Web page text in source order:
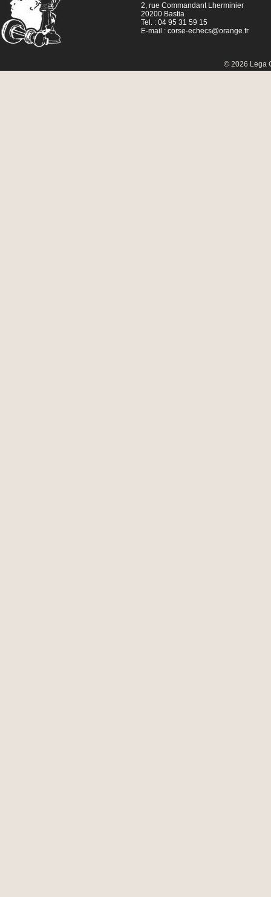
2, rue Commandant Lherminier
20200 Bastia
Tel. : 04 95 31 59 15
E-mail :corse-echecs@orange.fr
© 2026 Lega